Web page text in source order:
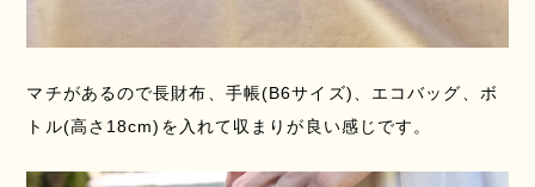
マチがあるので長財布、手帳(B6サイズ)、エコバッグ、ボ
トル(高さ18cm)を入れて収まりが良い感じです。